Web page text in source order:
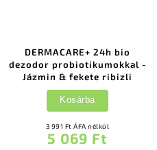
DERMACARE+ 24h bio
dezodor probiotikumokkal -
Jázmin & fekete ribizli
3 991 Ft ÁFA nélkül
5 069 Ft
Kosárba